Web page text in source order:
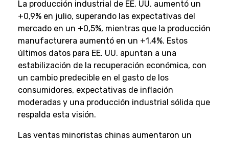
La producción industrial de EE. UU. aumentó un
+0,9% en julio, superando las expectativas del
mercado en un +0,5%, mientras que la producción
manufacturera aumentó en un +1,4%. Estos
últimos datos para EE. UU. apuntan a una
estabilización de la recuperación económica, con
un cambio predecible en el gasto de los
consumidores, expectativas de inflación
moderadas y una producción industrial sólida que
respalda esta visión.
Las ventas minoristas chinas aumentaron un